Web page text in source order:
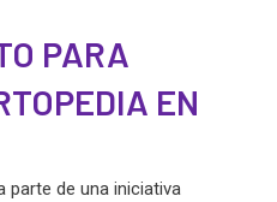
PARA
EN
parte de una iniciativa